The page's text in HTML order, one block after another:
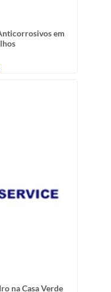
em
na Casa Verde